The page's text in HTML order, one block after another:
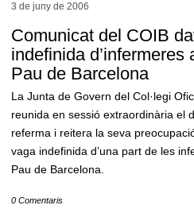
3 de juny de 2006
Comunicat del COIB
indefinida d’infermeres
Pau de Barcelona
La Junta de Govern del Col·legi
reunida en sessió extraordinària el
referma i reitera la seva
vaga indefinida d’una part de les
Pau de Barcelona.
0 Comentaris